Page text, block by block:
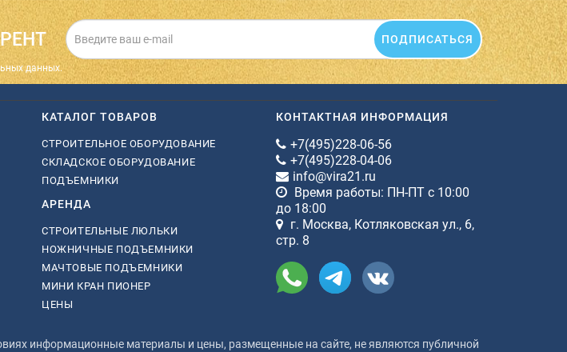
ПОДПИСАТЬСЯ
данных.
КАТАЛОГ ТОВАРОВ
СТРОИТЕЛЬНОЕ ОБОРУДОВАНИЕ
СКЛАДСКОЕ ОБОРУДОВАНИЕ
ПОДЪЕМНИКИ
АРЕНДА
СТРОИТЕЛЬНЫЕ ЛЮЛЬКИ
НОЖНИЧНЫЕ ПОДЪЕМНИКИ
МАЧТОВЫЕ ПОДЪЕМНИКИ
МИНИ КРАН ПИОНЕР
ЦЕНЫ
КОНТАКТНАЯ ИНФОРМАЦИЯ
+7(495)228-06-56
+7(495)228-04-06
info@vira21.ru
Время работы: ПН-ПТ с 10:00
до 18:00
г. Москва, Котляковская ул., 6,
стр. 8
информационные материалы и цены, размещенные на сайте, не являются публичной